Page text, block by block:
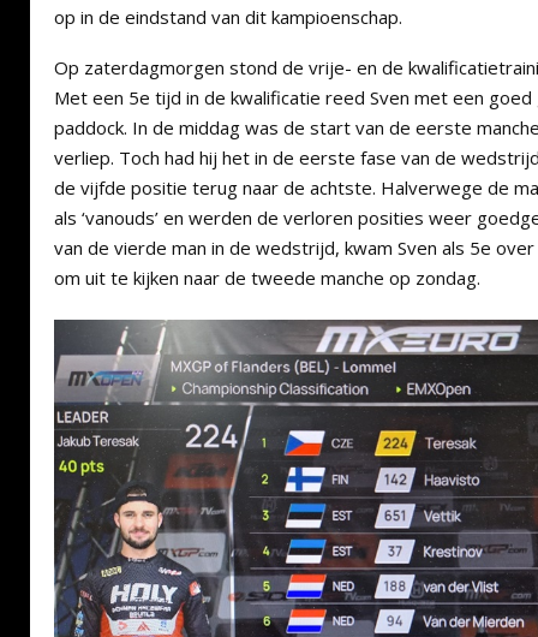
op in de eindstand van dit kampioenschap.
Op zaterdagmorgen stond de vrije- en de
Met een 5e tijd in de kwalificatie reed Sven met een
paddock. In de middag was de start van de eerste
verliep. Toch had hij het in de eerste fase van de
de vijfde positie terug naar de achtste. Halverwege de
als ‘vanouds’ en werden de verloren posities weer
van de vierde man in de wedstrijd, kwam Sven als 5e
om uit te kijken naar de tweede manche op zondag.